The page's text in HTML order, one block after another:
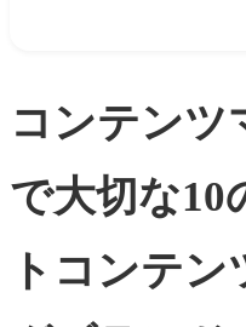
コンテンツ
で大切な10
トコンテ